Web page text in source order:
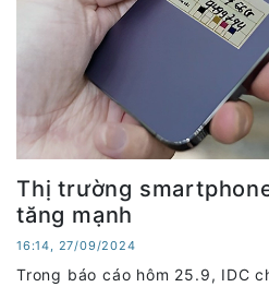
Thị trường
tăng mạnh
16:14, 27/09/2024
Trong báo cáo hôm 25.9, IDC